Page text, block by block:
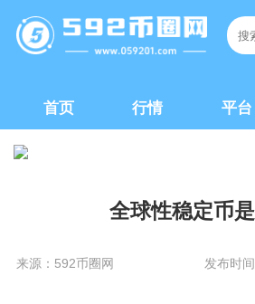
首页 行情 平台
全球性稳定币
来源：592币圈网 发布时